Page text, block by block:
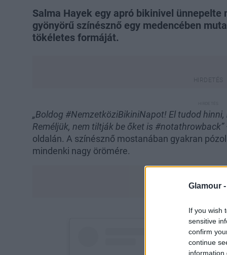
Glamour -
If you wish
sensitive
confirm
continue
information
Salma Hayek egy apró bikinivel
gyönyörű színésznő egy medencében
tökéletes formáját.
„Boldog #NemzetköziBikiniNapot! El tudod
Reméljük, nem tiltják be őket is #notathrowback”
oldalán. A színésznő mostanában gyakran
mindenki nagy örömére.